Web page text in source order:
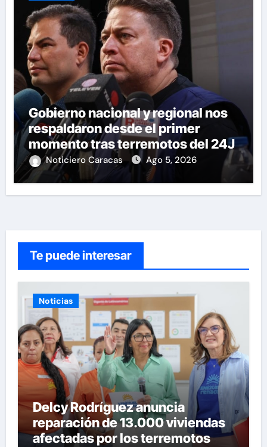
Gobierno nacional y regional nos
respaldaron desde el primer
momento tras terremotos del 24J
Noticiero Caracas Ago 5, 2026
Te puede interesar
Noticias
Delcy Rodríguez anuncia
reparación de 13.000 viviendas
afectadas por los terremotos